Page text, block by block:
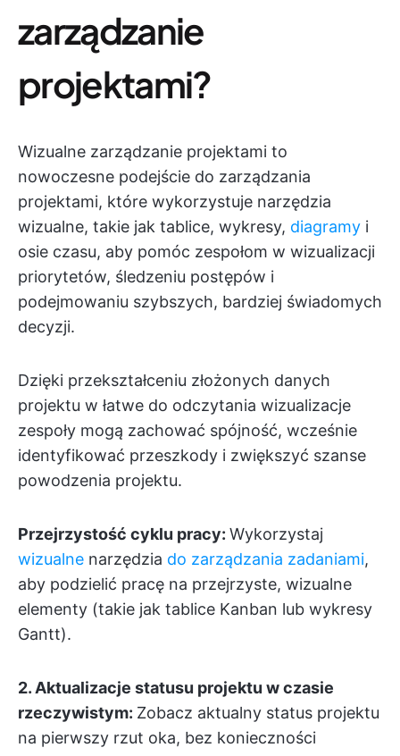
zarządzanie
projektami?
Wizualne zarządzanie projektami to
nowoczesne podejście do zarządzania
projektami, które wykorzystuje narzędzia
wizualne, takie jak tablice, wykresy, diagramy i
osie czasu, aby pomóc zespołom w wizualizacji
priorytetów, śledzeniu postępów i
podejmowaniu szybszych, bardziej świadomych
decyzji.
Dzięki przekształceniu złożonych danych
projektu w łatwe do odczytania wizualizacje
zespoły mogą zachować spójność, wcześnie
identyfikować przeszkody i zwiększyć szanse
powodzenia projektu.
Przejrzystość cyklu pracy: Wykorzystaj
wizualne narzędzia do zarządzania zadaniami,
aby podzielić pracę na przejrzyste, wizualne
elementy (takie jak tablice Kanban lub wykresy
Gantt).
2. Aktualizacje statusu projektu w czasie
rzeczywistym: Zobacz aktualny status projektu
na pierwszy rzut oka, bez konieczności